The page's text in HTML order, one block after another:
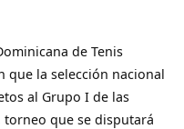
de Tenis
que la selección nacional
al Grupo I de las
torneo que se disputará